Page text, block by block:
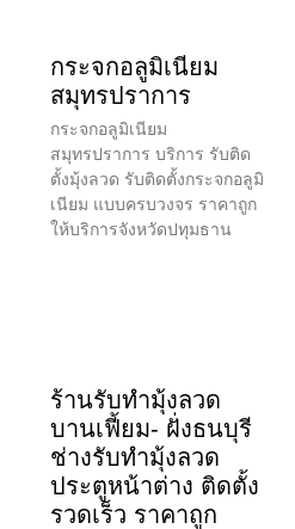
กระจกอลูมิเนียม
สมุทรปราการ
กระจกอลูมิเนียม
สมุทรปราการ บริการ รับติด
ตั้งมุ้งลวด รับติดตั้งกระจกอลูมิ
เนียม แบบครบวงจร ราคาถูก
ให้บริการจังหวัดปทุมธาน
ร้านรับทำมุ้งลวด
บานเฟี้ยม- ฝั่งธนบุรี
ช่างรับทำมุ้งลวด
ประตูหน้าต่าง ติดตั้ง
รวดเร็ว ราคาถูก